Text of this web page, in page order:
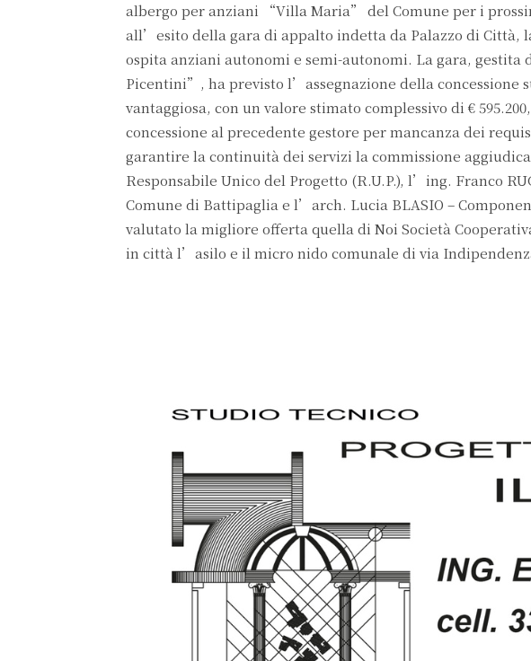
albergo per anziani “Villa Maria” del Comune per i
all’esito della gara di appalto indetta da Palazzo di Città,
ospita anziani autonomi e semi-autonomi. La gara,
Picentini”, ha previsto l’assegnazione della concessione
vantaggiosa, con un valore stimato complessivo di €
concessione al precedente gestore per mancanza dei
garantire la continuità dei servizi la commissione
Responsabile Unico del Progetto (R.U.P.), l’ing. Franco
Comune di Battipaglia e l’arch. Lucia BLASIO –
valutato la migliore offerta quella di Noi Società
in città l’asilo e il micro nido comunale di via